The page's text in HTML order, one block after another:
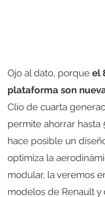
Ojo al dato, porque el
plataforma son
Clio de cuarta
permite ahorrar hasta
hace posible un
optimiza la
modular, la veremos
modelos de Renault y